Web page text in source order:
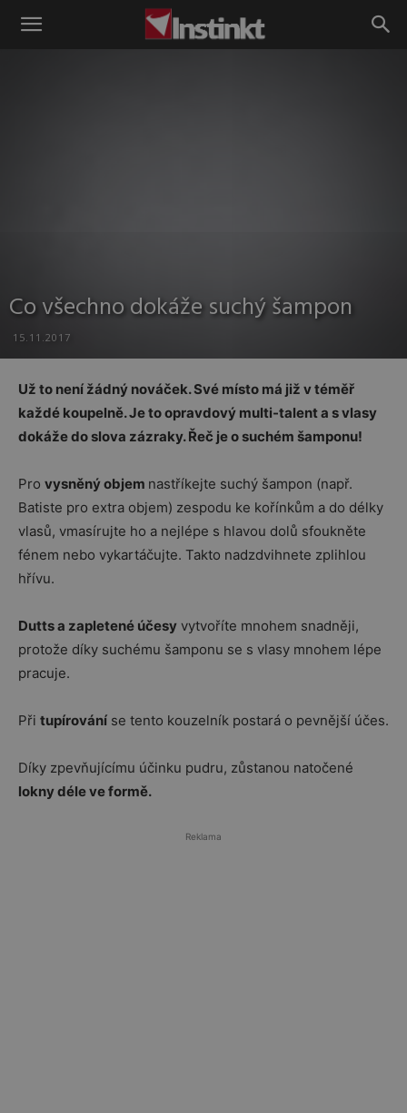
Instinkt
Co všechno dokáže suchý šampon
15.11.2017
Už to není žádný nováček. Své místo má již v téměř
každé koupelně. Je toopravdový multi-talent a s vlasy
dokáže do slova zázraky. Řeč je o suchém šamponu!
Pro vysněný objem nastříkejte suchý šampon (např.
Batiste pro extra objem) zespodu ke kořínkům a do délky
vlasů, vmasírujte ho a nejlépe s hlavou dolů sfoukněte
fénem nebo vykartáčujte. Takto nadzdvihnete zplihlou
hřívu.
Dutts a zapletené účesy vytvoříte mnohem snadněji,
protože díky suchému šamponu se s vlasy mnohem lépe
pracuje.
Při tupírování se tento kouzelník postará o pevnější účes.
Díky zpevňujícímu účinku pudru, zůstanou natočené
lokny déle ve formě.
Reklama